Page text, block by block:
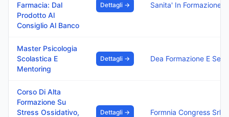
Farmacia: Dal
Prodotto Al
Consiglio Al Banco
Dettagli →
Master Psicologia
Scolastica E
Mentoring
Dettagli → Dea Formazione E
Corso Di Alta
Formazione Su
Stress Ossidativo,
Dettagli → Formnia Congress Srl